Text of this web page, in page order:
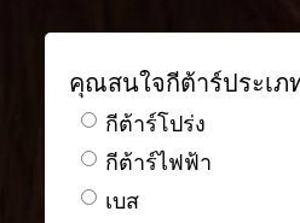
คุณสนใจกีต้าร์ประเภ
กีต้าร์โปร่ง
กีต้าร์ไฟฟ้า
เบส